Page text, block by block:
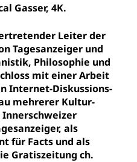
Gasser, 4K.
Leiter der
Tagesanzeiger und
Philosophie und
mit einer Arbeit
Internet-Diskussions-
mehrerer Kultur-
als
für Facts und als
Gratiszeitung ch.